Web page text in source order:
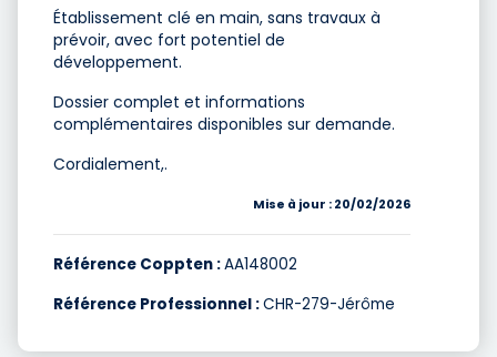
Établissement clé en main, sans travaux à
prévoir, avec fort potentiel de
développement.
Dossier complet et informations
complémentaires disponibles sur demande.
Cordialement,.
Mise à jour : 20/02/2026
Référence Coppten :AA148002
Référence Professionnel :CHR-279-Jérôme